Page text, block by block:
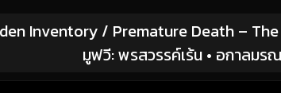
Inventory / Premature Death –
มูฟวี: พรสวรรค์เร้น • อกาลมร